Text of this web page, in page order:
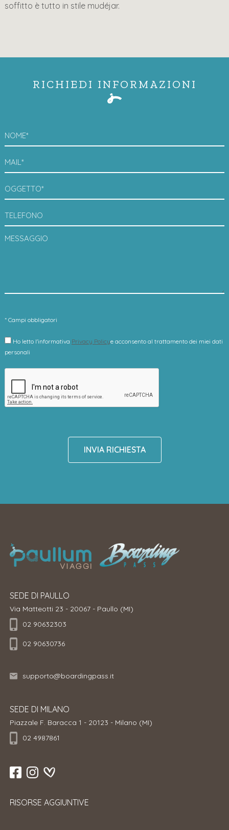
soffitto è tutto in stile mudéjar.
RICHIEDI INFORMAZIONI
NOME*
MAIL*
OGGETTO*
TELEFONO
MESSAGGIO
* Campi obbligatori
Ho letto l'informativa Privacy Policye acconsento al trattamento dei miei dati
personali
INVIA RICHIESTA
SEDE DI PAULLO
Via Matteotti 23 - 20067 - Paullo (MI)
02 90632303
02 90630736
supporto@boardingpass.it
SEDE DI MILANO
Piazzale F. Baracca 1 - 20123 - Milano (MI)
02 4987861
RISORSE AGGIUNTIVE